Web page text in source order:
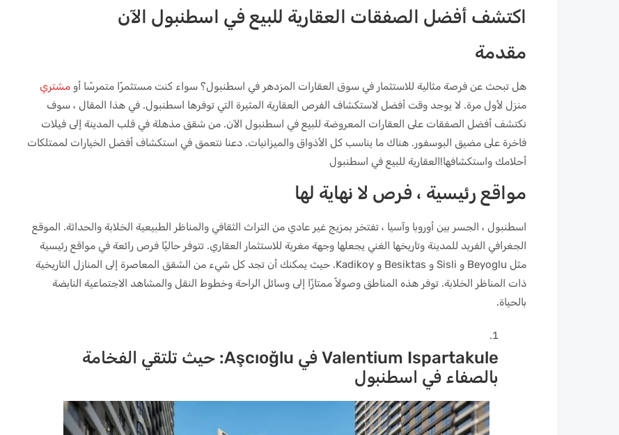
اكتشف أفضل الصفقات العقارية للبيع في اسطنبول الآن
مقدمة
هل تبحث عن فرصة مثالية للاستثمار في سوق العقارات المزدهر في اسطنبول؟ سواء كنت مستثمرًا متمرسًا أو مشتري
منزل لأول مرة. لا يوجد وقت أفضل لاستكشاف الفرص العقارية المثيرة التي توفرها اسطنبول. في هذا المقال ، سوف
نكتشف أفضل الصفقات على العقارات المعروضة للبيع في اسطنبول الآن. من شقق مذهلة في قلب المدينة إلى فيلات
فاخرة على مضيق البوسفور. هناك ما يناسب كل الأذواق والميزانيات. دعنا نتعمق في استكشاف أفضل الخيارات لممتلكات
أحلامك واستكشافها!العقارية للبيع في اسطنبول
مواقع رئيسية ، فرص لا نهاية لها
اسطنبول ، الجسر بين أوروبا وآسيا ، تفتخر بمزيج غير عادي من التراث الثقافي والمناظر الطبيعية الخلابة والحداثة. الموقع
الجغرافي الفريد للمدينة وتاريخها الغني يجعلها وجهة مغرية للاستثمار العقاري. تتوفر حاليًا فرص رائعة في مواقع رئيسية
مثل Beyoglu و Sisli و Besiktas و Kadikoy. حيث يمكنك أن تجد كل شيء من الشقق المعاصرة إلى المنازل التاريخية
ذات المناظر الخلابة. توفر هذه المناطق وصولاً ممتازًا إلى وسائل الراحة وخطوط النقل والمشاهد الاجتماعية النابضة
بالحياة.
Valentium Ispartakule في Aşcıoğlu: حيث تلتقي الفخامة
بالصفاء في اسطنبول